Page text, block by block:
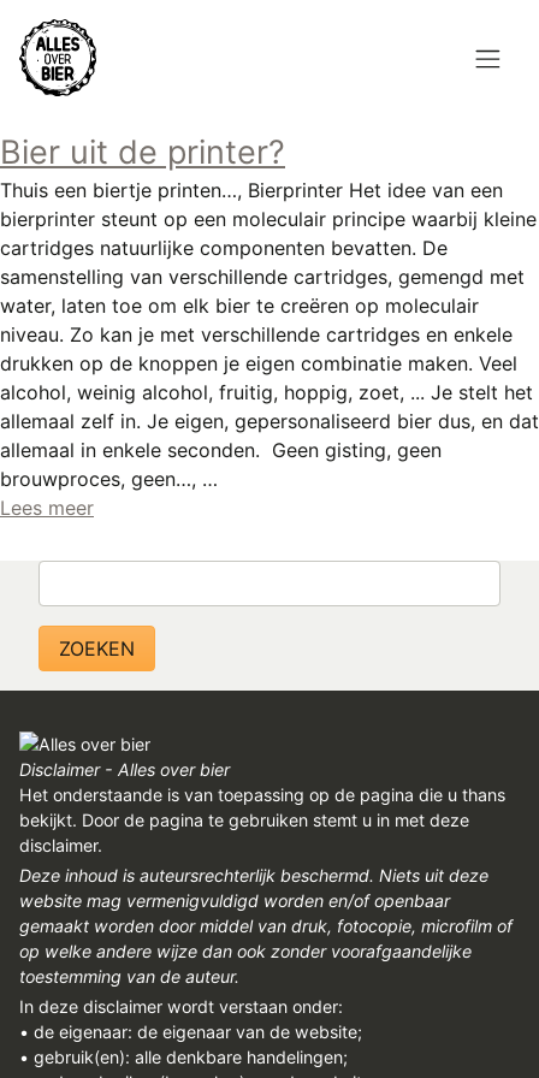
Overslaan
en
naar
gaan
Topmenu
PERS/PUBLICATIES
LINKS
Hoofdnavigatie
HOME
BROUWEN
BLOG
AANBOD
AGENDA
CONTACT
Bier uit de printer?
Thuis een biertje printen…, Bierprinter Het idee van een
bierprinter steunt op een moleculair principe waarbij kleine
cartridges natuurlijke componenten bevatten. De
samenstelling van verschillende cartridges, gemengd met
water, laten toe om elk bier te creëren op moleculair
niveau. Zo kan je met verschillende cartridges en enkele
drukken op de knoppen je eigen combinatie maken. Veel
alcohol, weinig alcohol, fruitig, hoppig, zoet, ... Je stelt het
allemaal zelf in. Je eigen, gepersonaliseerd bier dus, en dat
allemaal in enkele seconden. Geen gisting, geen
brouwproces, geen…, …
Lees meer
Disclaimer - Alles over bier
Het onderstaande is van toepassing op de pagina die u thans
bekijkt. Door de pagina te gebruiken stemt u in met deze
disclaimer.
Deze inhoud is auteursrechterlijk beschermd. Niets uit deze
website mag vermenigvuldigd worden en/of openbaar
gemaakt worden door middel van druk, fotocopie, microfilm of
op welke andere wijze dan ook zonder voorafgaandelijke
toestemming van de auteur.
In deze disclaimer wordt verstaan onder:
• de eigenaar: de eigenaar van de website;
• gebruik(en): alle denkbare handelingen;